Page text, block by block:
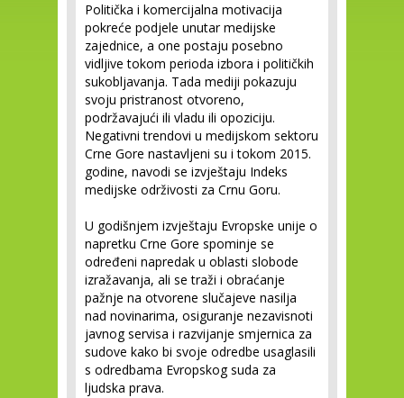
Politička i komercijalna motivacija
pokreće podjele unutar medijske
zajednice, a one postaju posebno
vidljive tokom perioda izbora i političkih
sukobljavanja. Tada mediji pokazuju
svoju pristranost otvoreno,
podržavajući ili vladu ili opoziciju.
Negativni trendovi u medijskom sektoru
Crne Gore nastavljeni su i tokom 2015.
godine, navodi se izvještaju Indeks
medijske održivosti za Crnu Goru.
U godišnjem izvještaju Evropske unije o
napretku Crne Gore spominje se
određeni napredak u oblasti slobode
izražavanja, ali se traži i obraćanje
pažnje na otvorene slučajeve nasilja
nad novinarima, osiguranje nezavisnoti
javnog servisa i razvijanje smjernica za
sudove kako bi svoje odredbe usaglasili
s odredbama Evropskog suda za
ljudska prava.